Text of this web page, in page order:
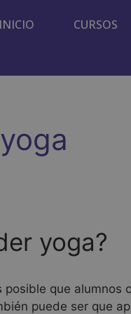
INICIO CURSOS
yoga?
que alumnos
puede ser que